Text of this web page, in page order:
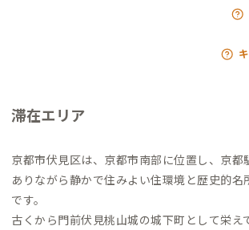
滞在エリア
京都市伏見区は、京都市南部に位置し、京都
ありながら静かで住みよい住環境と歴史的名
です。
古くから門前伏見桃山城の城下町として栄え